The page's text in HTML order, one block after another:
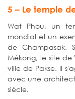
5 – Le temple
Wat Phou, un
mondial et un
de Champasak.
Mékong, le site de
ville de Pakse. Il
avec une
siècle.